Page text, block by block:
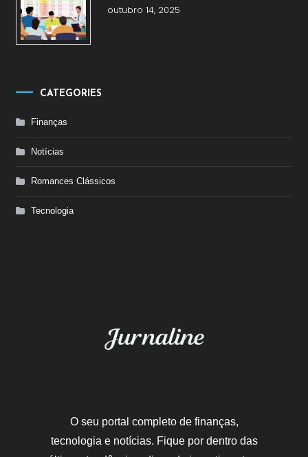
outubro 14, 2025
CATEGORIES
Finanças
Notícias
Romances Clássicos
Tecnologia
O seu portal completo de finanças,
tecnologia e notícias. Fique por dentro das